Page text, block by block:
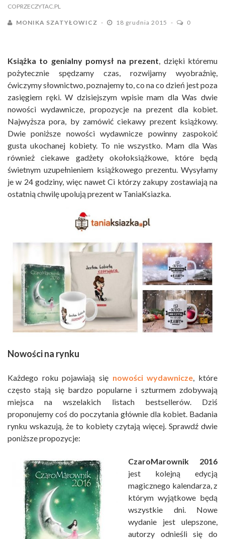
COPRZECZYTAC.PL
MONIKA SZATYŁOWICZ 18 grudnia 2015 0
Książka to genialny pomysł na prezent, dzięki któremu
pożytecznie spędzamy czas, rozwijamy wyobraźnię,
ćwiczymy słownictwo, poznajemy to, co na co dzień jest poza
zasięgiem ręki. W dzisiejszym wpisie mam dla Was dwie
nowości wydawnicze, propozycje na prezent dla kobiet.
Najwyższa pora, by zamówić ciekawy prezent książkowy.
Dwie poniższe nowości wydawnicze powinny zaspokoić
gusta ukochanej kobiety. To nie wszystko. Mam dla Was
również ciekawe gadżety okołoksiążkowe, które będą
świetnym uzupełnieniem książkowego prezentu. Wysyłamy
je w 24 godziny, więc nawet Ci którzy zakupy zostawiają na
ostatnią chwilę upolują prezent w TaniaKsiazka.
Nowości na rynku
Każdego roku pojawiają się nowości wydawnicze , które
często stają się bardzo popularne i szturmem zdobywają
miejsca na wszelakich listach bestsellerów. Dziś
proponujemy coś do poczytania głównie dla kobiet. Badania
rynku wskazują, że to kobiety czytają więcej. Sprawdź dwie
poniższe propozycje:
CzaroMarownik 2016
jest kolejną edycją
magicznego kalendarza, z
którym wyjątkowe będą
wszystkie dni. Nowe
wydanie jest ulepszone,
autorzy odnieśli się do